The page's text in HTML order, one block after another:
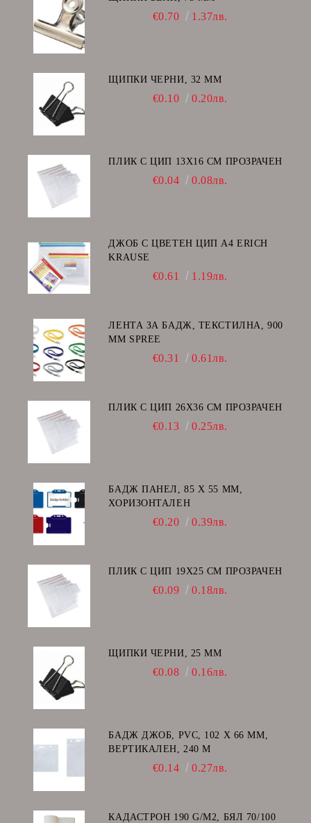
€0.70 1.37лв.
ЩИПКИ ЧЕРНИ, 32 ММ
€0.10 0.20лв.
ПЛИК С ЦИП 13X16 CM ПРОЗРАЧЕН
€0.04 0.08лв.
ДЖОБ С ЦВЕТЕН ЦИП А4 ERICH
KRAUSE
€0.61 1.19лв.
ЛЕНТА ЗА БАДЖ, ТЕКСТИЛНА, 900
ММ SPREE
€0.31 0.61лв.
ПЛИК С ЦИП 26X36 CM ПРОЗРАЧЕН
€0.13 0.25лв.
БАДЖ ПАНЕЛ, 85 Х 55 ММ,
ХОРИЗОНТАЛЕН
€0.20 0.39лв.
ПЛИК С ЦИП 19X25 CM ПРОЗРАЧЕН
€0.09 0.18лв.
ЩИПКИ ЧЕРНИ, 25 ММ
€0.08 0.16лв.
БАДЖ ДЖОБ, PVC, 102 Х 66 ММ,
ВЕРТИКАЛЕН, 240 Μ
€0.14 0.27лв.
КАДАСТРОН 190 G/M2, БЯЛ 70/100